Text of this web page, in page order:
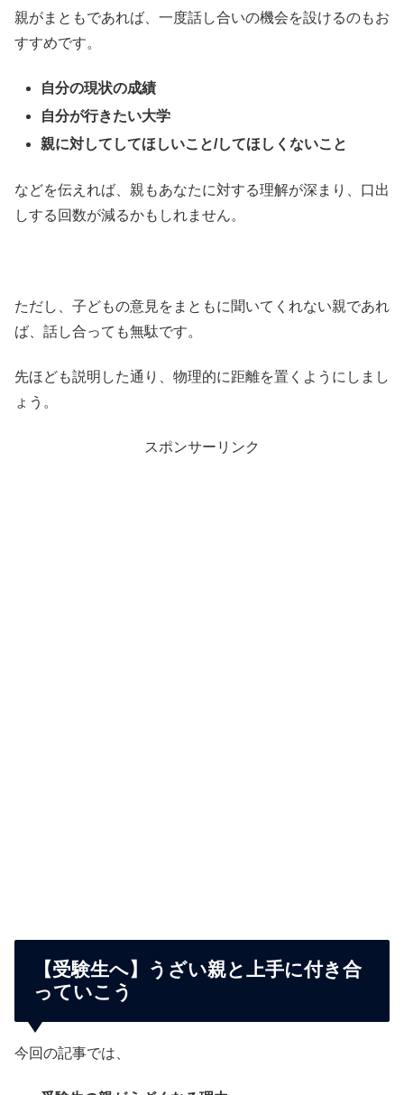
親がまともであれば、一度話し合いの機会を設けるのもお
すすめです。
自分の現状の成績
自分が行きたい大学
親に対してしてほしいこと/してほしくないこと
などを伝えれば、親もあなたに対する理解が深まり、口出
しする回数が減るかもしれません。
ただし、子どもの意見をまともに聞いてくれない親であれ
ば、話し合っても無駄です。
先ほども説明した通り、物理的に距離を置くようにしまし
ょう。
スポンサーリンク
【受験生へ】うざい親と上手に付き合
っていこう
今回の記事では、